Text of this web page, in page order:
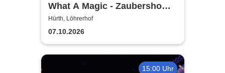
What A Magic - Zaubershow
mit Toby Rudolph und Nico
Nimz
Hürth, Löhrerhof
07.10.2026
15:00 Uhr